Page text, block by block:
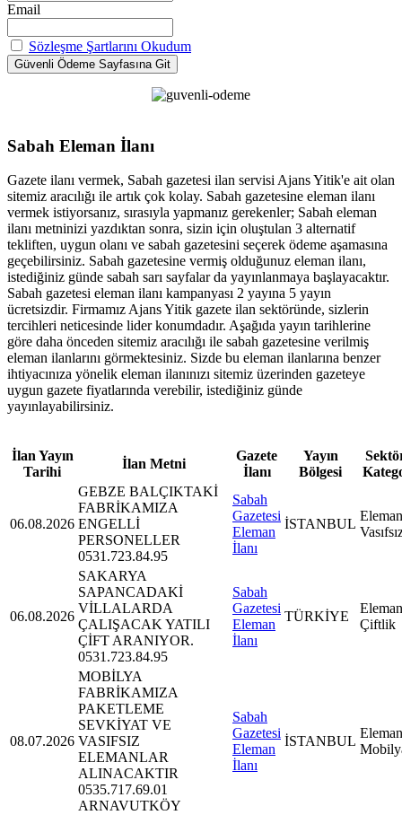
Email
Sözleşme Şartlarını Okudum
Sabah Eleman İlanı
Gazete ilanı vermek, Sabah gazetesi ilan servisi Ajans Yitik'e ait olan
sitemiz aracılığı ile artık çok kolay. Sabah gazetesine eleman ilanı
vermek istiyorsanız, sırasıyla yapmanız gerekenler; Sabah eleman
ilanı metninizi yazdıktan sonra, sizin için oluştulan 3 alternatif
tekliften, uygun olanı ve sabah gazetesini seçerek ödeme aşamasına
geçebilirsiniz. Sabah gazetesine vermiş olduğunuz eleman ilanı,
istediğiniz günde sabah sarı sayfalar da yayınlanmaya başlayacaktır.
Sabah gazetesi eleman ilanı kampanyası 2 yayına 5 yayın
ücretsizdir. Firmamız Ajans Yitik gazete ilan sektöründe, sizlerin
tercihleri neticesinde lider konumdadır. Aşağıda yayın tarihlerine
göre daha önceden sitemiz aracılığı ile sabah gazetesine verilmiş
eleman ilanlarını görmektesiniz. Sizde bu eleman ilanlarına benzer
ihtiyacınıza yönelik eleman ilanınızı sitemiz üzerinden gazeteye
uygun gazete fiyatlarında verebilir, istediğiniz günde
yayınlayabilirsiniz.
İlan Yayın
Tarihi
İlan Metni
Gazete
İlanı
Yayın
Bölgesi
06.08.2026
GEBZE BALÇIKTAKİ
FABRİKAMIZA
ENGELLİ
PERSONELLER
0531.723.84.95
Sabah
Gazetesi
Eleman
İlanı
İSTANBUL
06.08.2026
SAKARYA
SAPANCADAKİ
VİLLALARDA
ÇALIŞACAK YATILI
ÇİFT ARANIYOR.
0531.723.84.95
Sabah
Gazetesi
Eleman
İlanı
TÜRKİYE
Çiftlik
08.07.2026
MOBİLYA
FABRİKAMIZA
PAKETLEME
SEVKİYAT VE
VASIFSIZ
ELEMANLAR
ALINACAKTIR
0535.717.69.01
ARNAVUTKÖY
Sabah
Gazetesi
Eleman
İlanı
İSTANBUL